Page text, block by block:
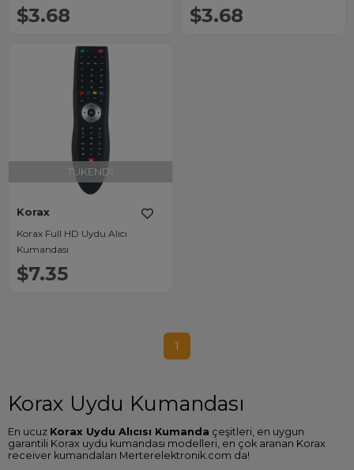
$3.68
Kumandası
$3.68
TÜKENDI
Korax
Korax Full HD Uydu Alıcı
Kumandası
$7.35
1
Korax Uydu Kumandası
En ucuz Korax Uydu Alıcısı Kumanda çeşitleri, en uygun
garantili Korax uydu kumandası modelleri, en çok aranan Korax
receiver kumandaları Merterelektronik.com da!